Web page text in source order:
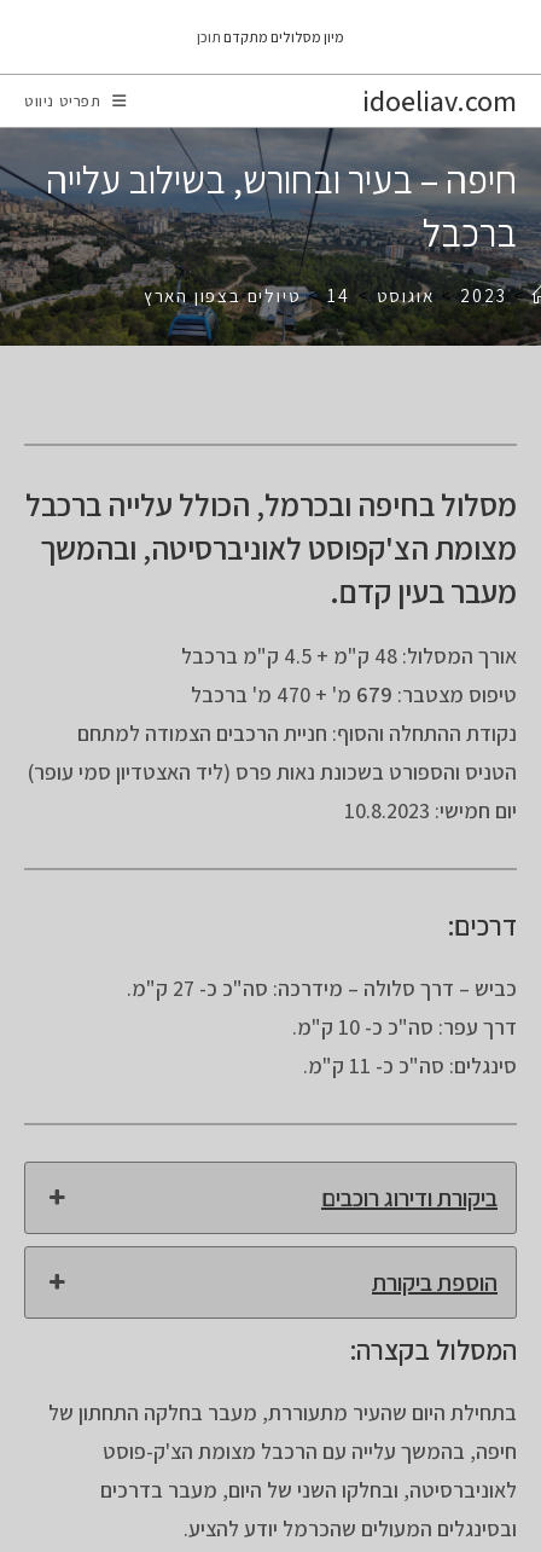
content
מיון מסלולים מתקדם תוכן
idoeliav.com תפריט ניווט
חיפה – בעיר ובחורש, בשילוב עלייה
ברכבל
>
2023
> אוגוסט >
14
> טיולים בצפון הארץ
מסלול בחיפה ובכרמל, הכולל עלייה ברכבל
מצומת הצ'קפוסט לאוניברסיטה, ובהמשך
מעבר בעין קדם.
אורך המסלול: 48 ק"מ + 4.5 ק"מ ברכבל
טיפוס מצטבר: 679 מ' + 470 מ' ברכבל
נקודת ההתחלה והסוף: חניית הרכבים הצמודה למתחם
הטניס והספורט בשכונת נאות פרס (ליד האצטדיון סמי עופר)
יום חמישי: 10.8.2023
דרכים:
כביש – דרך סלולה – מידרכה: סה"כ כ- 27 ק"מ.
דרך עפר: סה"כ כ- 10 ק"מ.
סינגלים: סה"כ כ- 11 ק"מ.
ביקורת ודירוג רוכבים
הוספת ביקורת
המסלול בקצרה:
בתחילת היום שהעיר מתעוררת, מעבר בחלקה התחתון של
חיפה, בהמשך עלייה עם הרכבל מצומת הצ'ק-פוסט
לאוניברסיטה, ובחלקו השני של היום, מעבר בדרכים
ובסינגלים המעולים שהכרמל יודע להציע.